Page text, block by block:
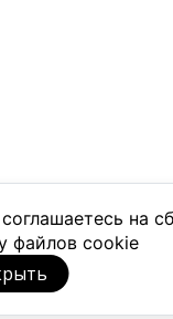
на
файлов cookie